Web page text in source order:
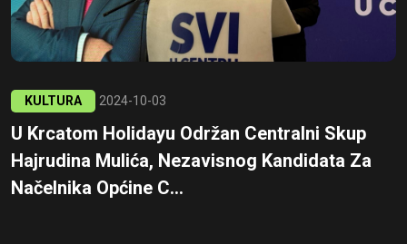
KULTURA 2024-10-03
U Krcatom Holidayu Održan Centralni Skup
Hajrudina Mulića, Nezavisnog Kandidata Za
Načelnika Općine C...